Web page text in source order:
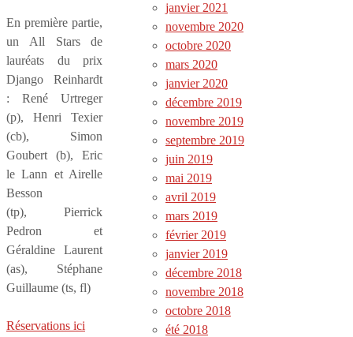
En première partie,
un All Stars de
lauréats du prix
Django Reinhardt
: René Urtreger
(p), Henri Texier
(cb), Simon
Goubert (b), Eric
le Lann et Airelle
Besson
(tp), Pierrick
Pedron et
Géraldine Laurent
(as), Stéphane
Guillaume (ts, fl)
Réservations ici
janvier 2021
novembre 2020
octobre 2020
mars 2020
janvier 2020
décembre 2019
novembre 2019
septembre 2019
juin 2019
mai 2019
avril 2019
mars 2019
février 2019
janvier 2019
décembre 2018
novembre 2018
octobre 2018
été 2018